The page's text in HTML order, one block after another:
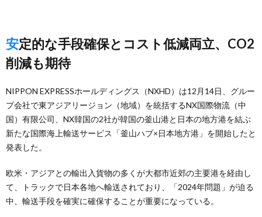
安定的な手段確保とコスト低減両立、CO2
削減も期待
NIPPON EXPRESSホールディングス（NXHD）は12月14日、グルー
プ会社で東アジアリージョン（地域）を統括するNX国際物流（中
国）有限公司、NX韓国の2社が韓国の釜山港と日本の地方港を結ぶ
新たな国際海上輸送サービス「釜山ハブ×日本地方港」を開始したと
発表した。
欧米・アジアとの輸出入貨物の多くが大都市近郊の主要港を経由し
て、トラックで日本各地へ輸送されており、「2024年問題」が迫る
中、輸送手段を確実に確保することが重要になっている。